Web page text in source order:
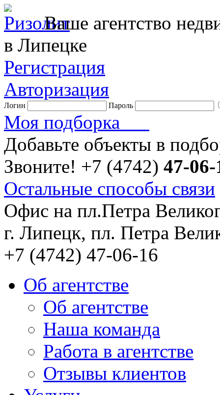
Ваше агентство
в Липецке
Регистрация
Авторизация
Логин Пароль
Моя подборка
Добавьте объекты в
Звоните! +7 (4742) 47-06-
Остальные способы связи
Офис на пл.Петра
г. Липецк, пл. Петра
+7 (4742) 47-06-16
Об агентстве
Об агентстве
Наша команда
Работа в агентстве
Отзывы клиентов